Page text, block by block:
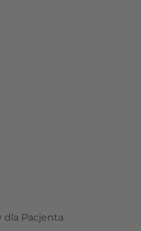
dla Pacjenta